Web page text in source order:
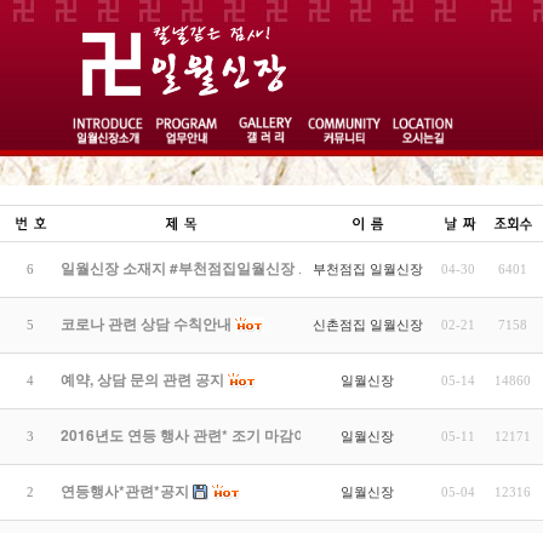
6 일월신장 소재지 #부천점집일월신장 으로 변경 공지!@@@@
부천점집 일월신장 04-30 6401
5 코로나 관련 상담 수칙안내 신촌점집 일월신장 02-21 7158
4 예약, 상담 문의 관련 공지 일월신장 05-14 14860
3 2016년도 연등 행사 관련* 조기 마감이 되어서 별도의 공지를 …
일월신장 05-11 12171
2 연등행사*관련*공지 일월신장 05-04 12316